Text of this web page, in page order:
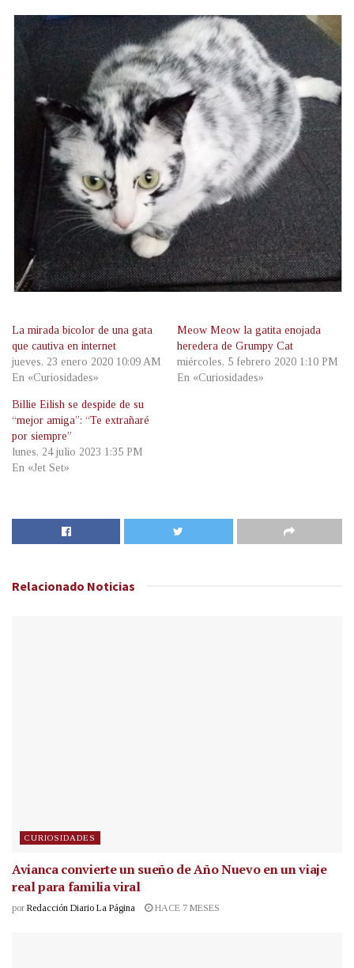
La mirada bicolor de una gata
que cautiva en internet
jueves, 23 enero 2020 10:09 AM
En «Curiosidades»
Meow Meow la gatita enojada
heredera de Grumpy Cat
miércoles, 5 febrero 2020 1:10 PM
En «Curiosidades»
Billie Eilish se despide de su
“mejor amiga”: “Te extrañaré
por siempre”
lunes, 24 julio 2023 1:35 PM
En «Jet Set»
Relacionado Noticias
CURIOSIDADES
Avianca convierte un sueño de Año Nuevo en un viaje
real para familia viral
por Redacción Diario La Página HACE 7 MESES